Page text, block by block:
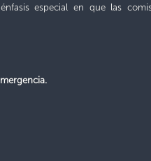
especial en que las